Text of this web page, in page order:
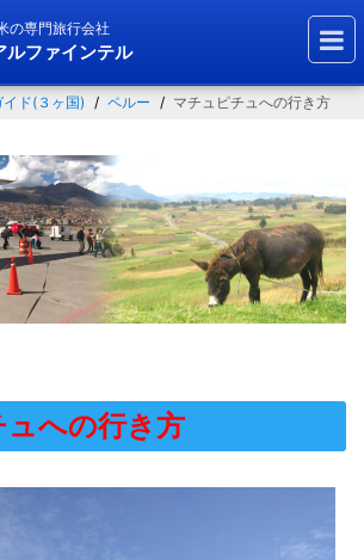
の専門旅行会社
ルファインテル
ド(３ヶ国) ペルー マチュピチュへの行き方
への行き方